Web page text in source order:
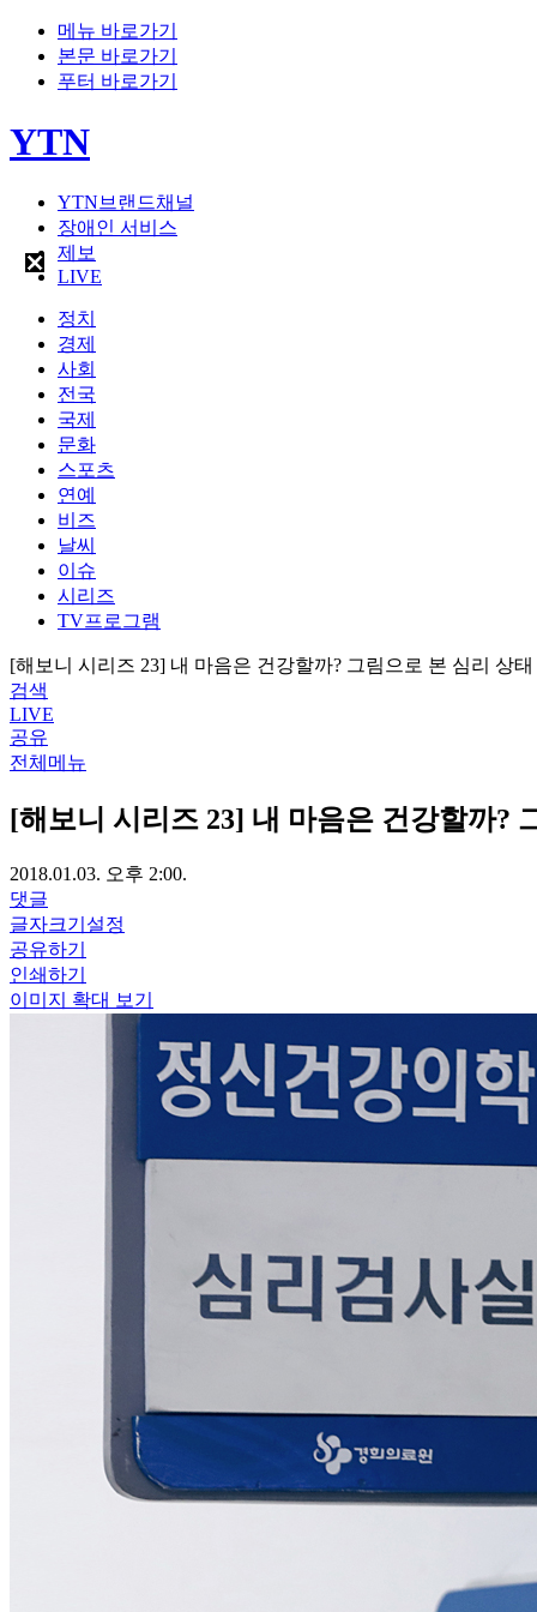
메뉴 바로가기
본문 바로가기
푸터 바로가기
YTN
YTN브랜드채널
장애인 서비스
제보
LIVE
정치
경제
사회
전국
국제
문화
스포츠
연예
비즈
날씨
이슈
시리즈
TV프로그램
[해보니 시리즈 23] 내 마음은 건강할까? 그림으로 본 심리 상태
검색
LIVE
공유
전체메뉴
[해보니 시리즈 23] 내 마음은 건강할까?
2018.01.03. 오후 2:00.
댓글
글자크기설정
공유하기
인쇄하기
이미지 확대 보기